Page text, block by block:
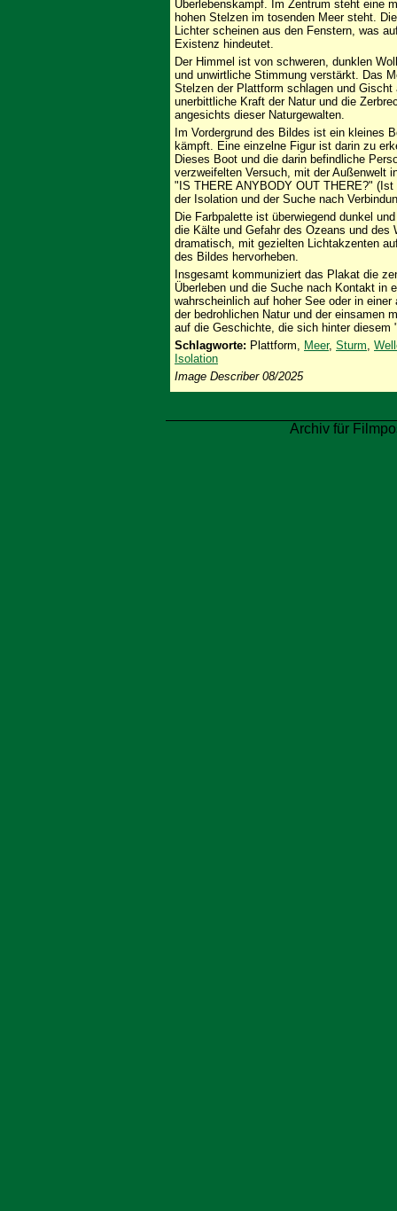
Überlebenskampf. Im Zentrum steht eine
hohen Stelzen im tosenden Meer steht.
Lichter scheinen aus den Fenstern, was
Existenz hindeutet.
Der Himmel ist von schweren, dunklen
und unwirtliche Stimmung verstärkt. Das
Stelzen der Plattform schlagen und
unerbittliche Kraft der Natur und die
angesichts dieser Naturgewalten.
Im Vordergrund des Bildes ist ein kleines
kämpft. Eine einzelne Figur ist darin zu
Dieses Boot und die darin befindliche
verzweifelten Versuch, mit der Außenwelt
"IS THERE ANYBODY OUT THERE?"
der Isolation und der Suche nach
Die Farbpalette ist überwiegend dunkel
die Kälte und Gefahr des Ozeans und
dramatisch, mit gezielten Lichtakzenten
des Bildes hervorheben.
Insgesamt kommuniziert das Plakat die
Überleben und die Suche nach Kontakt in
wahrscheinlich auf hoher See oder in
der bedrohlichen Natur und der einsamen
auf die Geschichte, die sich hinter diesem
Schlagworte: Plattform, Meer, Sturm,
Isolation
Image Describer 08/2025
Archiv für